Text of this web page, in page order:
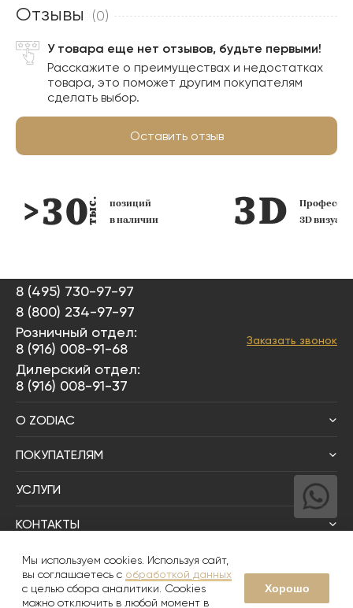
Отзывы (0)
У товара еще нет отзывов, будьте первыми!
Расскажите о преимуществах и недостатках
товара, это поможет другим покупателям
сделать выбор.
Оставить отзыв
позиций
в наличии
3D
8 (495) 730-97-97
8 (800) 234-97-97
Розничный отдел:
8 (916) 008-91-68
Дилерский отдел:
8 (916) 008-91-37
Заказать звонок
О ZODIAC
ПОКУПАТЕЛЯМ
УСЛУГИ
КОНТАКТЫ
Написать директору
© 2008-2026 Zodiac Интерьер&Керамика
Мы используем cookies. Используя сайт,
вы соглашаетесь с обработкой данных
с целью сбора аналитики. Cookies
можно отключить в любой момент в
Хорошо